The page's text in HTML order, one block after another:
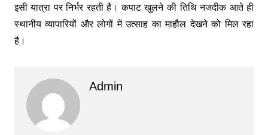
इसी यात्रा पर निर्भर रहती है। कपाट खुलने की तिथि नजदीक आते ही
स्थानीय व्यापारियों और लोगों में उत्साह का माहौल देखने को मिल रहा
है।
Admin